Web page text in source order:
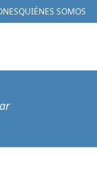
QUIÉNES SOMOS